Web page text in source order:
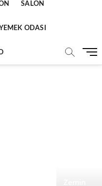
SALON
YEMEK ODASI
M